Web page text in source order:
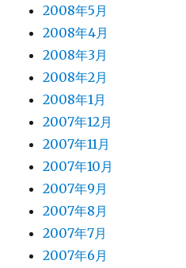
2008年5月
2008年4月
2008年3月
2008年2月
2008年1月
2007年12月
2007年11月
2007年10月
2007年9月
2007年8月
2007年7月
2007年6月